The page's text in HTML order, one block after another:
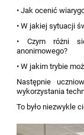
• Jak ocenić
• W jakiej sytuacji
• Czym różni
anonimowego?
• W jakim trybie
Następnie
wykorzystania
To było niezwykle